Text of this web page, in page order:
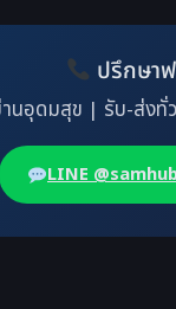
ปรึกษา
นอุดมสุข | รับ-ส่งทั่
LINE